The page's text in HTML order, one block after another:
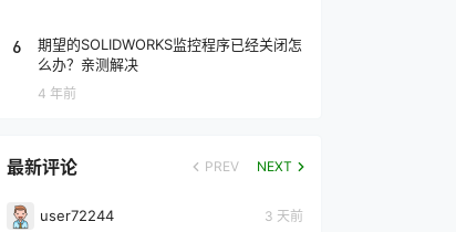
6
期望的SOLIDWORKS监控程序已经关闭怎
么办？亲测解决
4 年前
最新评论 PREV NEXT
user72244 3 天前